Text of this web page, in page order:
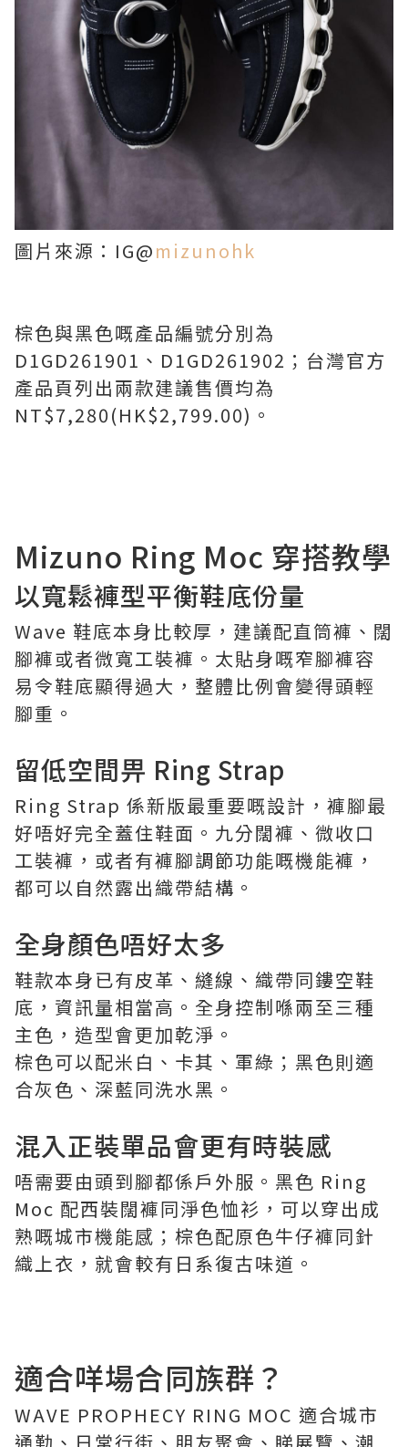
圖片來源：IG@mizunohk
棕色與黑色嘅產品編號分別為
D1GD261901、D1GD261902；台灣官方
產品頁列出兩款建議售價均為
NT$7,280(HK$2,799.00)。
Mizuno Ring Moc 穿搭教學
以寬鬆褲型平衡鞋底份量
Wave 鞋底本身比較厚，建議配直筒褲、闊
腳褲或者微寬工裝褲。太貼身嘅窄腳褲容
易令鞋底顯得過大，整體比例會變得頭輕
腳重。
留低空間畀 Ring Strap
Ring Strap 係新版最重要嘅設計，褲腳最
好唔好完全蓋住鞋面。九分闊褲、微收口
工裝褲，或者有褲腳調節功能嘅機能褲，
都可以自然露出織帶結構。
全身顏色唔好太多
鞋款本身已有皮革、縫線、織帶同鏤空鞋
底，資訊量相當高。全身控制喺兩至三種
主色，造型會更加乾淨。
棕色可以配米白、卡其、軍綠；黑色則適
合灰色、深藍同洗水黑。
混入正裝單品會更有時裝感
唔需要由頭到腳都係戶外服。黑色 Ring
Moc 配西裝闊褲同淨色恤衫，可以穿出成
熟嘅城市機能感；棕色配原色牛仔褲同針
織上衣，就會較有日系復古味道。
適合咩場合同族群？
WAVE PROPHECY RING MOC 適合城市